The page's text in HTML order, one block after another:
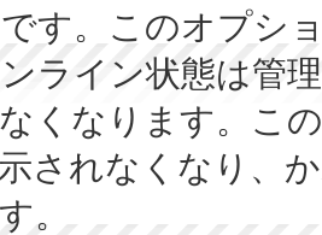
す。このオプシ
ライン状態は管
くなります。こ
されなくなり、
。